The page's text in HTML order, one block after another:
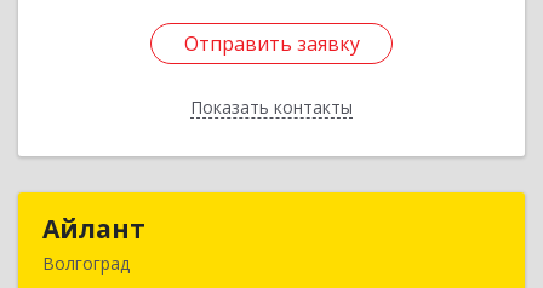
Отправить заявку
Показать контакты
Отправить заявку
Назад
Айлант
Волгоград